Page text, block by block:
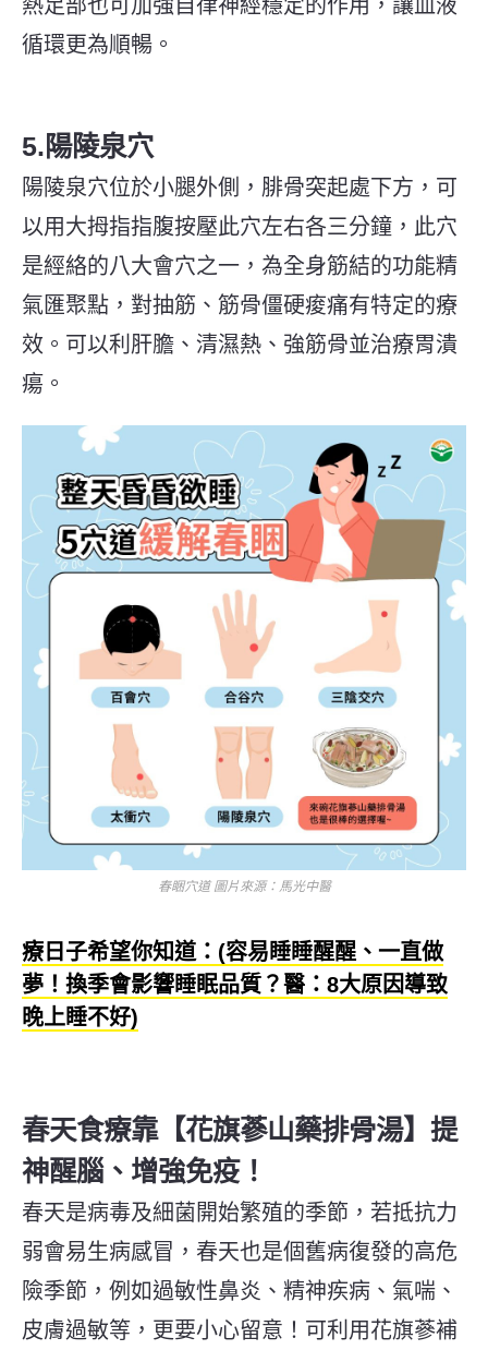
熱足部也可加強自律神經穩定的作用，讓血液
循環更為順暢。
5.陽陵泉穴
陽陵泉穴位於小腿外側，腓骨突起處下方，可
以用大拇指指腹按壓此穴左右各三分鐘，此穴
是經絡的八大會穴之一，為全身筋結的功能精
氣匯聚點，對抽筋、筋骨僵硬痠痛有特定的療
效。可以利肝膽、清濕熱、強筋骨並治療胃潰
瘍。
春睏穴道 圖片來源：馬光中醫
療日子希望你知道：(容易睡睡醒醒、一直做
夢！換季會影響睡眠品質？醫：8大原因導致
晚上睡不好)
春天食療靠【花旗蔘山藥排骨湯】提
神醒腦、增強免疫！
春天是病毒及細菌開始繁殖的季節，若抵抗力
弱會易生病感冒，春天也是個舊病復發的高危
險季節，例如過敏性鼻炎、精神疾病、氣喘、
皮膚過敏等，更要小心留意！ 可利用花旗蔘補